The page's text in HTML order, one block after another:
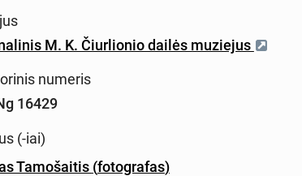
M. K. Čiurlionio dailės muziejus
numeris
16429
(-iai)
Tamošaitis (fotografas)